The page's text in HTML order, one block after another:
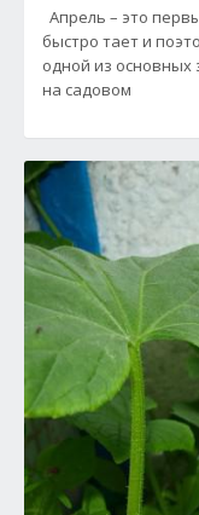
Апрель – это
быстро тает и
одной из основных
на садовом